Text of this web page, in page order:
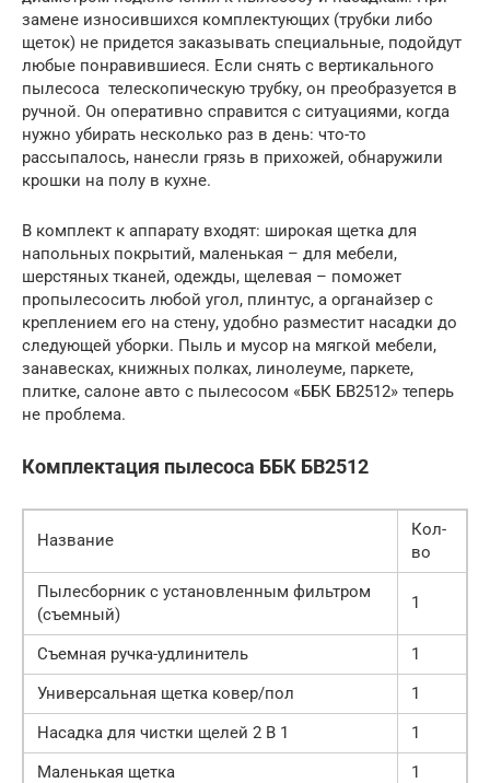
замене износившихся комплектующих (трубки либо
щеток) не придется заказывать специальные, подойдут
любые понравившиеся. Если снять с вертикального
пылесоса телескопическую трубку, он преобразуется в
ручной. Он оперативно справится с ситуациями, когда
нужно убирать несколько раз в день: что-то
рассыпалось, нанесли грязь в прихожей, обнаружили
крошки на полу в кухне.
В комплект к аппарату входят: широкая щетка для
напольных покрытий, маленькая – для мебели,
шерстяных тканей, одежды, щелевая – поможет
пропылесосить любой угол, плинтус, а органайзер с
креплением его на стену, удобно разместит насадки до
следующей уборки. Пыль и мусор на мягкой мебели,
занавесках, книжных полках, линолеуме, паркете,
плитке, салоне авто с пылесосом «ББК БВ2512» теперь
не проблема.
Комплектация пылесоса ББК БВ2512
Название
Кол-
во
Пылесборник с установленным фильтром
(съемный)
1
Съемная ручка-удлинитель
1
Универсальная щетка ковер/пол
1
Насадка для чистки щелей 2 В 1
1
Маленькая щетка
1